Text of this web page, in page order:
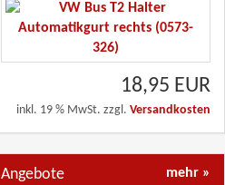
18,95 EUR
inkl. 19 % MwSt. zzgl. Versandkosten
Angebote mehr »